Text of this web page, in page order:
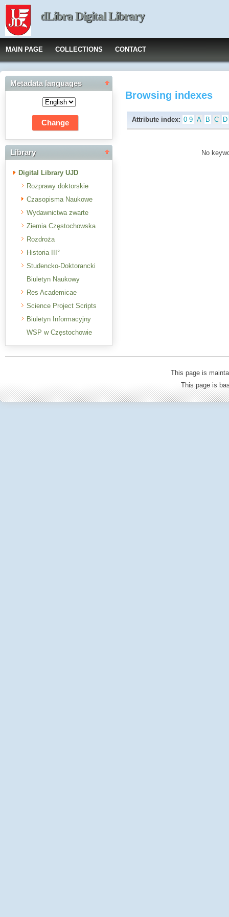
dLibra Digital Library
MAIN PAGE COLLECTIONS CONTACT
Metadata languages
Library
Digital Library UJD
Rozprawy doktorskie
Czasopisma Naukowe
Wydawnictwa zwarte
Ziemia Częstochowska
Rozdroża
Historia III°
Studencko-Doktorancki
Biuletyn Naukowy
Res Academicae
Science Project Scripts
Biuletyn Informacyjny
WSP w Częstochowie
Browsing indexes
Attribute index: 0-9 A B C D
No
This page is
This page is